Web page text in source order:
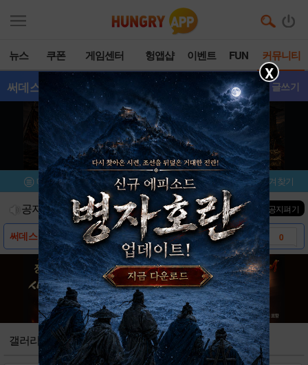
뉴스 쿠폰 게임센터 헝앱샵 이벤트 FUN 커뮤니티
써데스 글쓰기
메뉴 이벤트/미션 설치/평가 즐겨찾기
공지사항 진행중인 이벤트0건 ▼ 공지펴기
써데스 다운로드 링크 및 스크린샷 0
갤러리
X